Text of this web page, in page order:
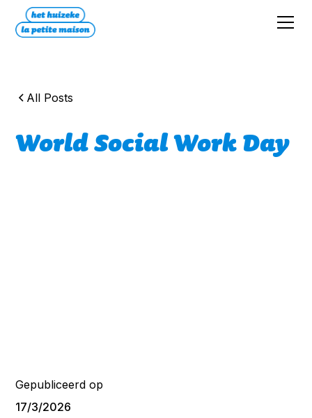
All Posts
World Social Work Day
Gepubliceerd op
17/3/2026